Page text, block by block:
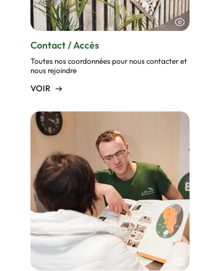
Contact / Accès
Toutes nos coordonnées pour nous contacter et
nous rejoindre
VOIR